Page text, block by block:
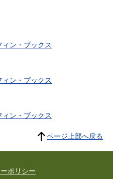
ン・ブックス
ン・ブックス
ン・ブックス
ページ上部へ戻る
ポリシー